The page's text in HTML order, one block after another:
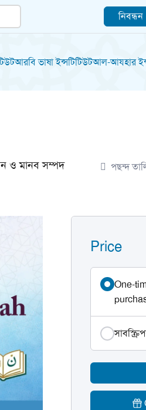
নিবন্ধন
আরবি ভাষা ইন্সটিটিউটআল-আযহার
ও মানব সম্পদ
পছন্দ
Price
One-